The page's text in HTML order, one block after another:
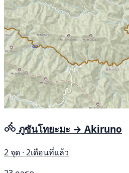
ภูซันโทยะมะ → Akiruno
2 จุด · 2เดือนที่แล้ว